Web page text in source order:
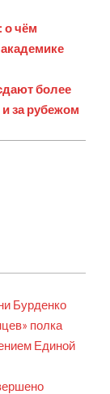
о чём
более
за рубежом
Бурденко
полка
Единой